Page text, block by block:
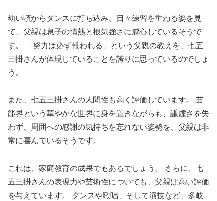
幼い頃からダンスに打ち込み、日々練習を重ねる姿を見
て、父親は息子の情熱と根気強さに感心しているそうで
す。 「努力は必ず報われる」という父親の教えを、七五
三掛さんが体現していることを誇りに思っているのでしょ
う。
また、七五三掛さんの人間性も高く評価しています。 芸
能界という華やかな世界に身を置きながらも、謙虚さを失
わず、周囲への感謝の気持ちを忘れない姿勢を、父親は非
常に喜んでいるそうです。
これは、家庭教育の成果でもあるでしょう。 さらに、七
五三掛さんの表現力や芸術性についても、父親は高い評価
を与えています。 ダンスや歌唱、そして演技など、多岐